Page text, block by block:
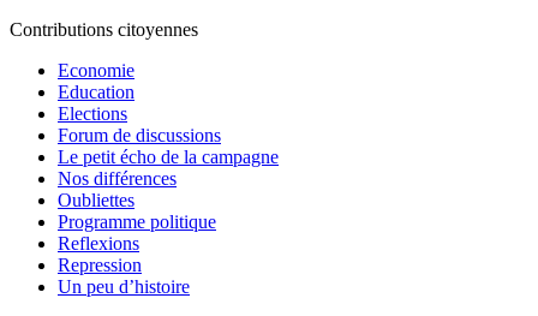
Contributions citoyennes
Economie
Education
Elections
Forum de discussions
Le petit écho de la campagne
Nos différences
Oubliettes
Programme politique
Reflexions
Repression
Un peu d’histoire